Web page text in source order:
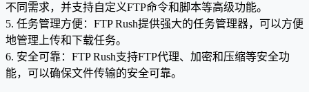
不同需求，并支持自定义FTP命令和脚本等高级功能。
5. 任务管理方便：FTP Rush提供强大的任务管理器，可以方便
地管理上传和下载任务。
6. 安全可靠：FTP Rush支持FTP代理、加密和压缩等安全功
能，可以确保文件传输的安全可靠。